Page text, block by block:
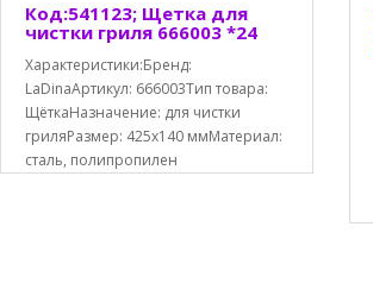
Код:541123; Щетка для
чистки гриля 666003 *24
Характеристики:Бренд:
LaDinaАртикул: 666003Тип товара:
ЩёткаНазначение: для чистки
гриляРазмер: 425x140 ммМатериал:
сталь, полипропилен